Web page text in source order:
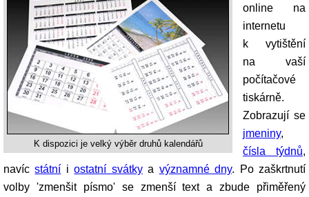
K dispozici je velký výběr druhů kalendářů
online na
internetu
k vytištění
na vaší
počítačové
tiskárně.
Zobrazují se
jmeniny,
čísla týdnů,
navícstátní iostatní svátkya významné dny. Po zaškrtnutí
volby 'zmenšit písmo' se zmenší text a zbude přiměřený